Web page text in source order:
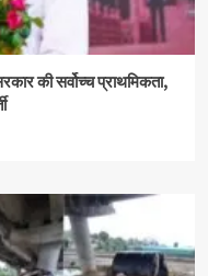
की सर्वोच्च प्राथमिकता,